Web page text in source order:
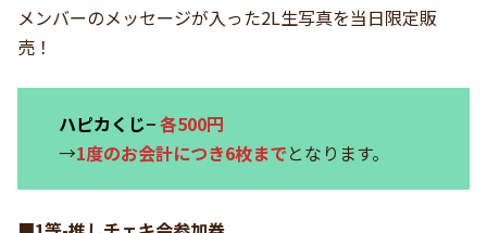
メンバーのメッセージが入った2L生写真を当日限定販
売！
ハピカくじ−各500円
→1度のお会計につき6枚までとなります。